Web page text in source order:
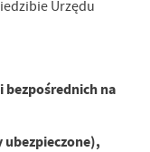
Urzędu
bezpośrednich na
ubezpieczone),
ofert, komunikatów